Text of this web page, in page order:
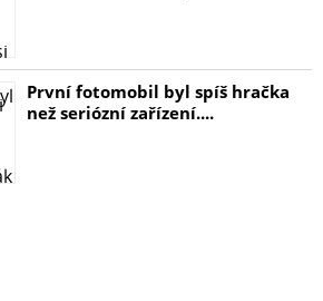
První fotomobil byl spíš hračka
než seriózní zařízení....